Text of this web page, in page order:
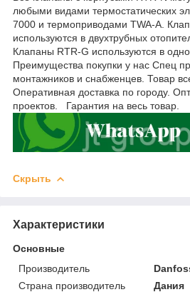
любыми видами термостатических
7000 и термоприводами TWA-A.
используются в двухтрубных
Клапаны RTR-G используются в
Преимущества покупки у нас Спец
монтажников и снабженцев. Товар
Оперативная доставка по городу.
проектов. Гарантия на весь товар.
Скрыть
Характеристики
Основные
Производитель
Страна производитель
Дания